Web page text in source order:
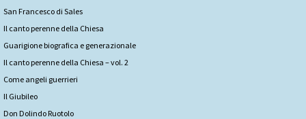
San Francesco di Sales
Il canto perenne della Chiesa
Guarigione biografica e generazionale
Il canto perenne della Chiesa – vol. 2
Come angeli guerrieri
Il Giubileo
Don Dolindo Ruotolo